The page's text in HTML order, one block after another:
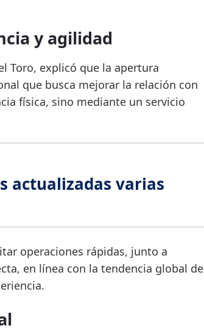
y agilidad
Toro, explicó que la apertura
que busca mejorar la relación con
física, sino mediante un servicio
actualizadas varias
operaciones rápidas, junto a
en línea con la tendencia global de